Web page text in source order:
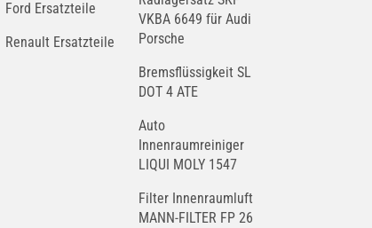
Ford Ersatzteile
Renault Ersatzteile
VKBA 6649 für Audi
Porsche
Bremsflüssigkeit SL
DOT 4 ATE
Auto
Innenraumreiniger
LIQUI MOLY 1547
Filter Innenraumluft
MANN-FILTER FP 26